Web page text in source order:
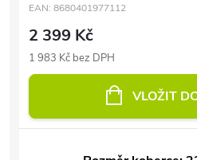
EAN: 8680401977112
2 399 Kč
1 983 Kč bez DPH
VLOŽIT